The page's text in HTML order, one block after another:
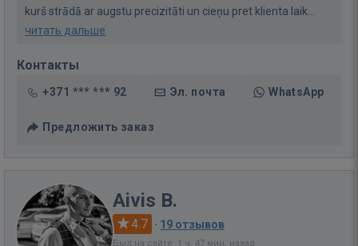
kurš strādā ar augstu precizitāti un cieņu pret klienta laik...
читать дальше
Контакты
+371 *** *** 92 Эл. почта WhatsApp
Предложить заказ
Aivis B.
4.7 · 19 отзывов
Был на сайте: 1 ч. 47 мин. назад